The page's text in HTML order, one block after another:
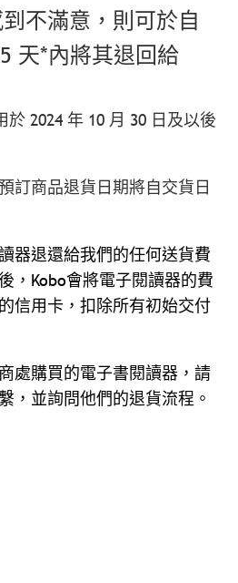
不滿意，則可於自
天*內將其退回給
2024 年 10 月 30 日及以後
訂商品退貨日期將自交貨日
器退還給我們的任何送貨費
，Kobo會將電子閱讀器的費
信用卡，扣除所有初始交付
處購買的電子書閱讀器，請
，並詢問他們的退貨流程。